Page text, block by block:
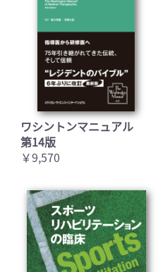
ワシントンマニュアル
第14版
￥9,570